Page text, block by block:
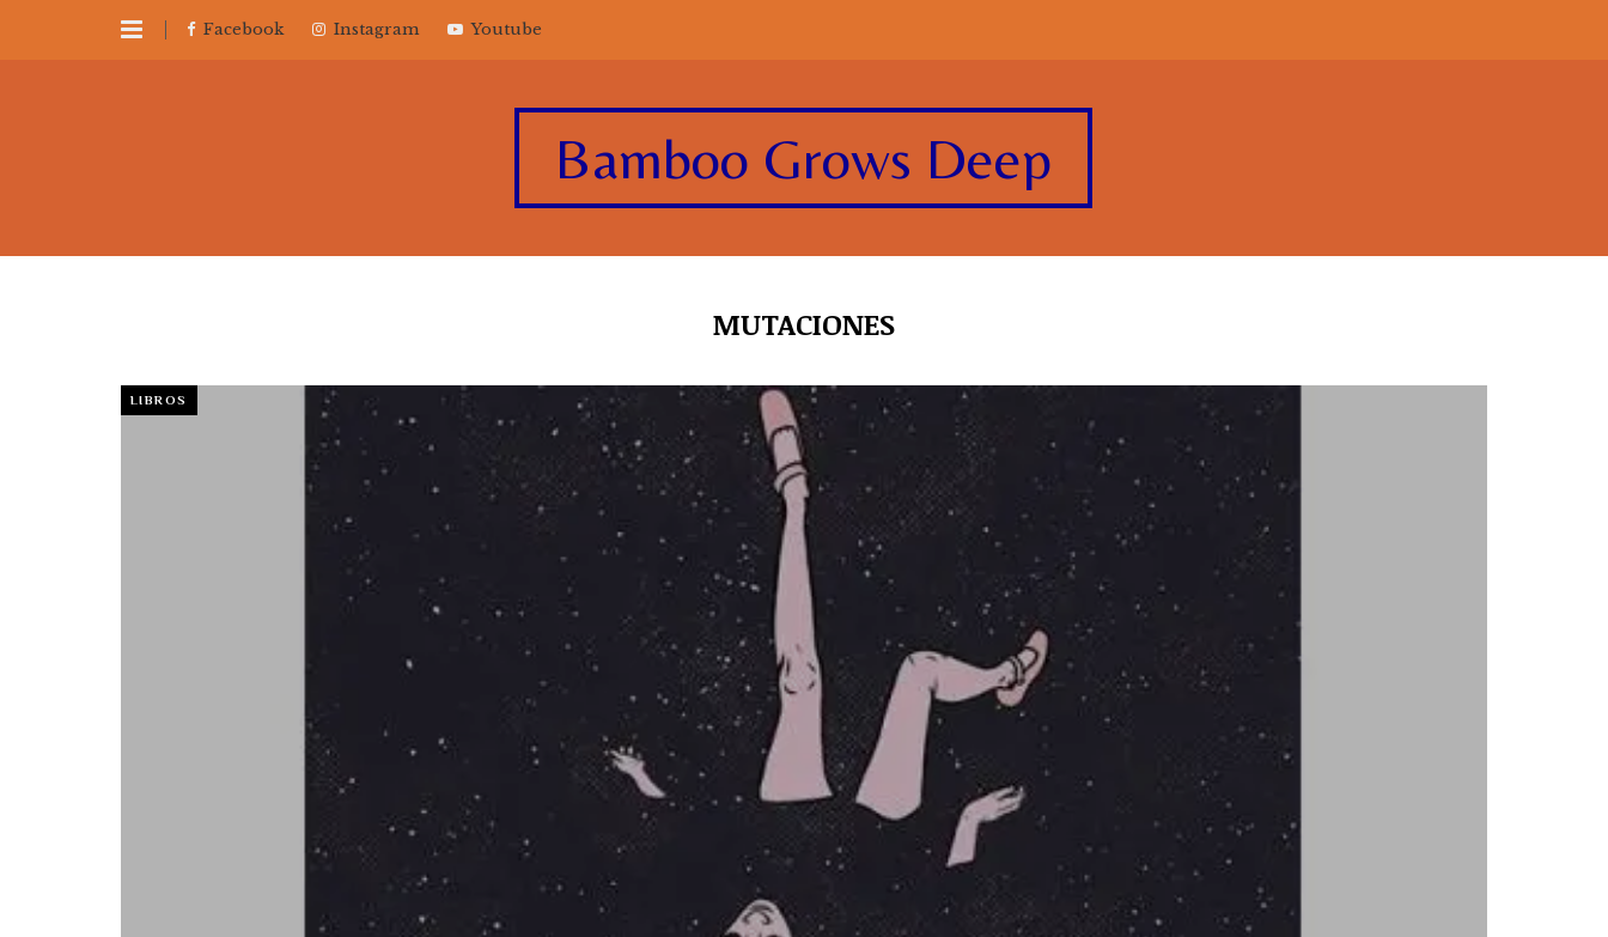
Facebook Instagram Youtube
Bamboo Grows Deep
MUTACIONES
LIBROS